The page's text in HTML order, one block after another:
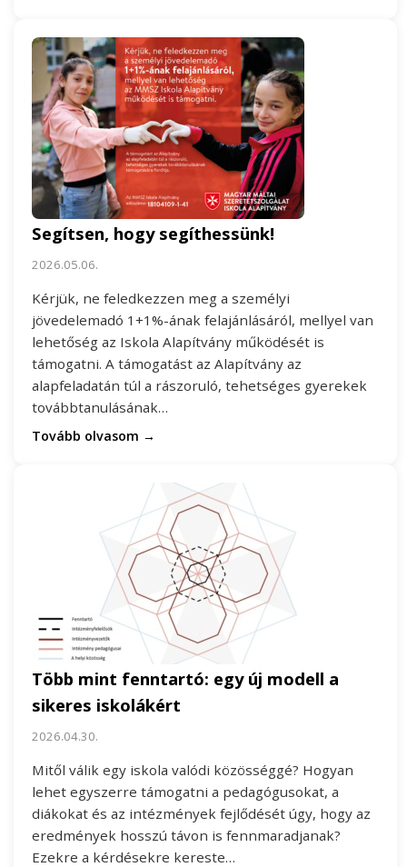
Segítsen, hogy segíthessünk!
2026.05.06.
Kérjük, ne feledkezzen meg a személyi
jövedelemadó 1+1%-ának felajánlásáról, mellyel van
lehetőség az Iskola Alapítvány működését is
támogatni. A támogatást az Alapítvány az
alapfeladatán túl a rászoruló, tehetséges gyerekek
továbbtanulásának…
Tovább olvasom →
Több mint fenntartó: egy új modell a
sikeres iskolákért
2026.04.30.
Mitől válik egy iskola valódi közösséggé? Hogyan
lehet egyszerre támogatni a pedagógusokat, a
diákokat és az intézmények fejlődését úgy, hogy az
eredmények hosszú távon is fennmaradjanak?
Ezekre a kérdésekre kereste…